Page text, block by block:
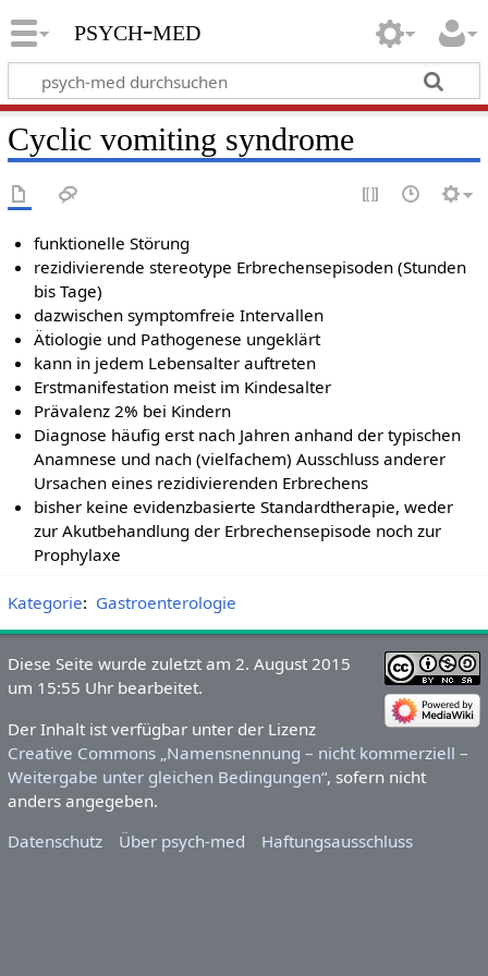
psych-med
Cyclic vomiting syndrome
funktionelle Störung
rezidivierende stereotype Erbrechensepisoden (Stunden
bis Tage)
dazwischen symptomfreie Intervallen
Ätiologie und Pathogenese ungeklärt
kann in jedem Lebensalter auftreten
Erstmanifestation meist im Kindesalter
Prävalenz 2% bei Kindern
Diagnose häufig erst nach Jahren anhand der typischen
Anamnese und nach (vielfachem) Ausschluss anderer
Ursachen eines rezidivierenden Erbrechens
bisher keine evidenzbasierte Standardtherapie, weder
zur Akutbehandlung der Erbrechensepisode noch zur
Prophylaxe
Kategorie: Gastroenterologie
Diese Seite wurde zuletzt am 2. August 2015
um 15:55 Uhr bearbeitet.
Der Inhalt ist verfügbar unter der Lizenz
Creative Commons „Namensnennung – nicht kommerziell –
Weitergabe unter gleichen Bedingungen“, sofern nicht
anders angegeben.
Datenschutz
Über psych-med Haftungsausschluss